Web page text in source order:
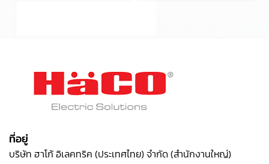
ที่อยู่
บริษัท ฮาโก้ อิเลคทริค (ประเทศไทย) จำกัด (สำนักงานใหญ่)